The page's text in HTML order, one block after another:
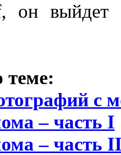
он
с
– часть I
– часть